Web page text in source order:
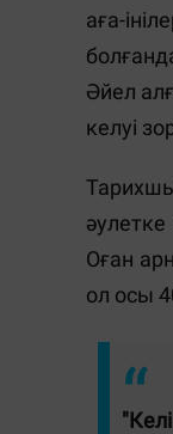
аға-
Әйел
келуі
Оған
ол осы